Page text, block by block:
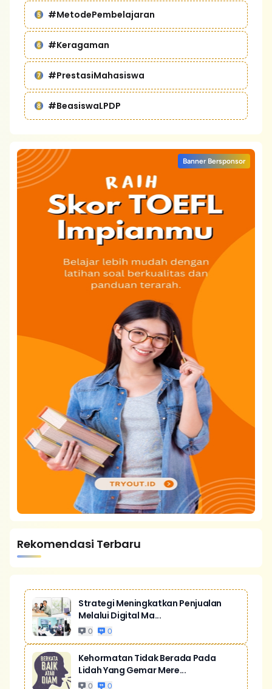
#MetodePembelajaran
#Keragaman
#PrestasiMahasiswa
#BeasiswaLPDP
Banner Bersponsor
Rekomendasi Terbaru
Strategi Meningkatkan Penjualan
Melalui Digital Ma...
0 0
Kehormatan Tidak Berada Pada
Lidah Yang Gemar Mere...
0 0